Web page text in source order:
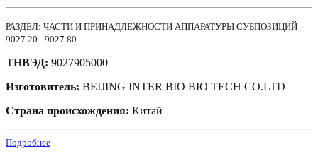
РАЗДЕЛ: ЧАСТИ И ПРИНАДЛЕЖНОСТИ АППАРАТУРЫ СУБПОЗИЦИЙ
9027 20 - 9027 80...
ТНВЭД: 9027905000
Изготовитель: BEIJING INTER BIO BIO TECH CO.LTD
Страна происхождения: Китай
Подробнее